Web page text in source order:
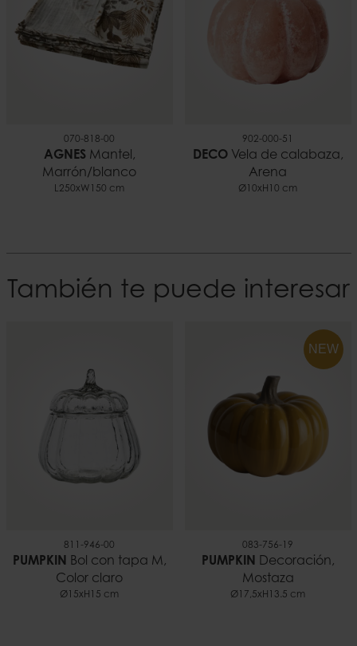
070-818-00
AGNESMantel,
Marrón/blanco
L250xW150 cm
902-000-51
DECOVela de calabaza,
Arena
Ø10xH10 cm
También te puede interesar
811-946-00
PUMPKIN
Bol con tapa M,
Color claro
Ø15xH15 cm
NEW
083-756-19
PUMPKIN
Decoración,
Mostaza
Ø17,5xH13.5 cm